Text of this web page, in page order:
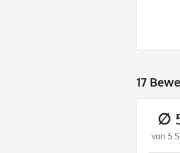
17
∅
von 5